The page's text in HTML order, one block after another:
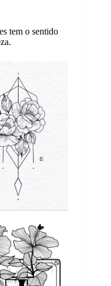
tem o sentido